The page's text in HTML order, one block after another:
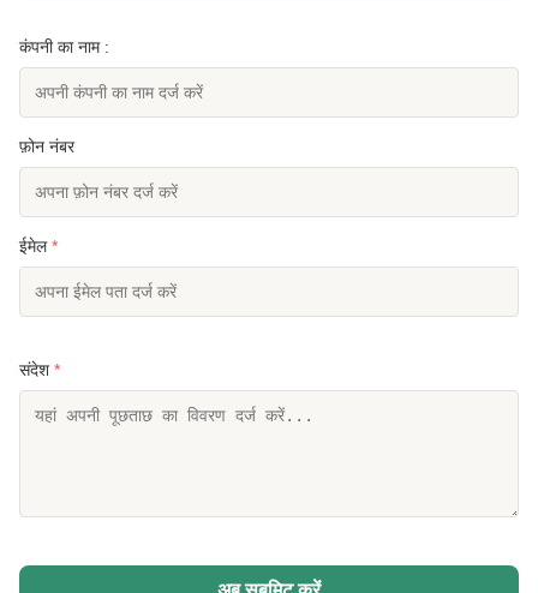
कंपनी का नाम :
फ़ोन नंबर
ईमेल*
संदेश *